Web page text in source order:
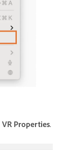
VR Properties.